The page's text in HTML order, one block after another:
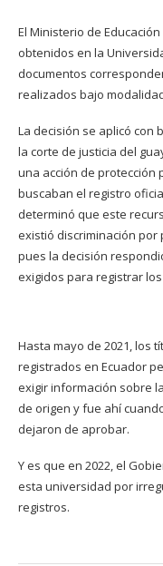
El Ministerio de
obtenidos en la
documentos
realizados bajo
La decisión se aplicó con
la corte de justicia del
una acción de
buscaban el registro
determinó que este
existió discriminación
pues la decisión
exigidos para registrar
Hasta mayo de 2021, los
registrados en Ecuador
exigir información sobre
de origen y fue ahí
dejaron de aprobar.
Y es que en 2022, el
esta universidad por
registros.